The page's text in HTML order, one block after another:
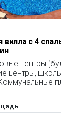
вилла с 4
центры
центры,